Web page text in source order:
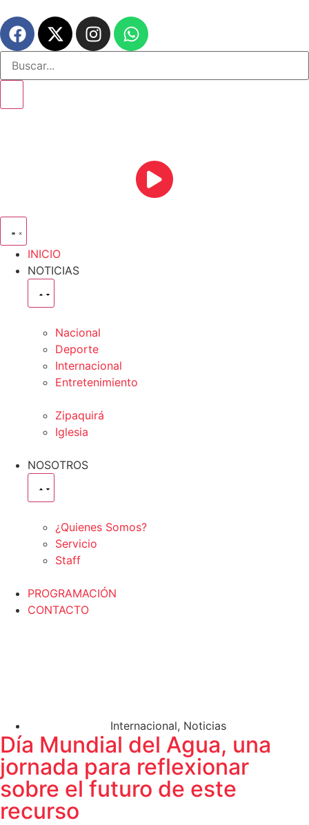
INICIO
NOTICIAS
Nacional
Deporte
Internacional
Entretenimiento
Zipaquirá
Iglesia
NOSOTROS
¿Quienes Somos?
Servicio
Staff
PROGRAMACIÓN
CONTACTO
Internacional, Noticias
Día Mundial del Agua, una
jornada para reflexionar
sobre el futuro de este
recurso